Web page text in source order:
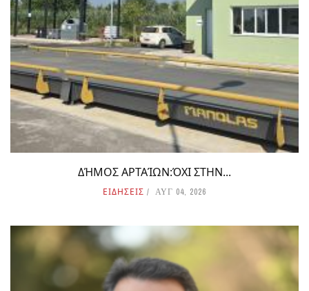
ΔΉΜΟΣ ΑΡΤΑΊΩΝ:ΌΧΙ ΣΤΗΝ...
ΕΙΔΗΣΕΙΣ ΑΥΓ 04, 2026